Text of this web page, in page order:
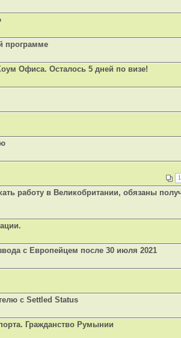
программе
Офиса. Осталось 5 дней по визе!
1
работу в Великобритании, обязаны
с Европейцем после 30 июля 2021
с Settled Status
Гражданство Румынии